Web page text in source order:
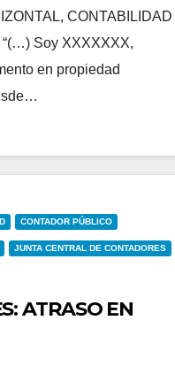
CONTABILIDAD
Soy XXXXXXX,
en propiedad
CONTADOR PÚBLICO
JUNTA CENTRAL DE CONTADORES
ATRASO EN